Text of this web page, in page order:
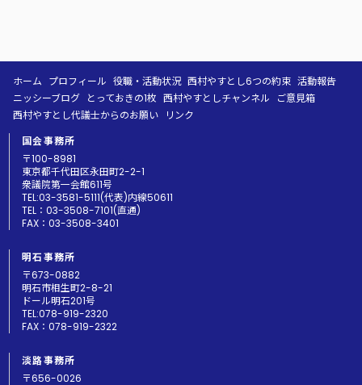
ホーム プロフィール 役職・活動状況 西村やすとし6つの約束 活動報告
ニッシーブログ とっておきの1枚 西村やすとしチャンネル
ご意見箱
西村やすとし代議士からのお願い
リンク
国会事務所
〒100-8981
東京都千代田区永田町2-2-1
衆議院第一会館611号
TEL:03-3581-5111(代表)内線50611
TEL：03-3508-7101(直通)
FAX：03-3508-3401
明石事務所
〒673-0882
明石市相生町2-8-21
ドール明石201号
TEL:078-919-2320
FAX：078-919-2322
淡路事務所
〒656-0026